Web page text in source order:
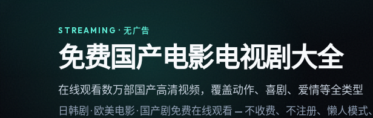
STREAMING · 无广告
免费国产电影电视剧大全
在线观看数万部国产高清视频，覆盖动作、喜剧、爱情等全类型
日韩剧 · 欧美电影 · 国产剧免费在线观看 — 不收费、不注册、懒人模式、